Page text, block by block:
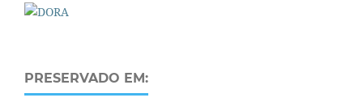
PRESERVADO EM: